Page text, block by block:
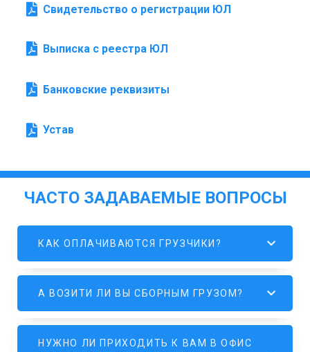
Свидетельство о регистрации ЮЛ
Выписка с реестра ЮЛ
Банковские реквизиты
Устав
ЧАСТО ЗАДАВАЕМЫЕ ВОПРОСЫ
КАК ОПЛАЧИВАЮТСЯ ГРУЗЧИКИ?
А ВОЗИТИ ЛИ ВЫ СБОРНЫМ ГРУЗОМ?
НУЖНО ЛИ ПРИХОДИТЬ К ВАМ В ОФИС